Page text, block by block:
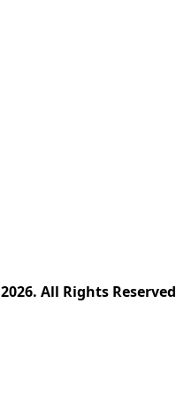
2026. All Rights Reserved